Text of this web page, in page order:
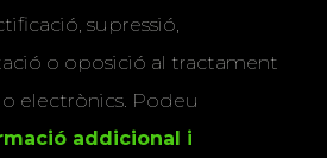
supressió,
o oposició al tractament
electrònics. Podeu
addicional i